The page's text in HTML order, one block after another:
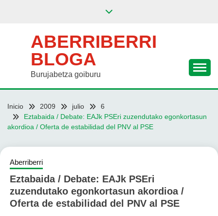
ABERRIBERRI
BLOGA
Burujabetza goiburu
Inicio 2009 julio
6
Eztabaida / Debate: EAJk PSEri zuzendutako egonkortasun
akordioa / Oferta de estabilidad del PNV al PSE
Aberriberri
Eztabaida / Debate: EAJk PSEri
zuzendutako egonkortasun akordioa /
Oferta de estabilidad del PNV al PSE